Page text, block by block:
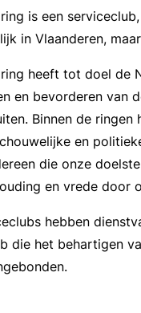
is een
in Vlaanderen,
heeft tot doel de
en bevorderen van
Binnen de
en
die onze
en vrede door
hebben
die het behartigen